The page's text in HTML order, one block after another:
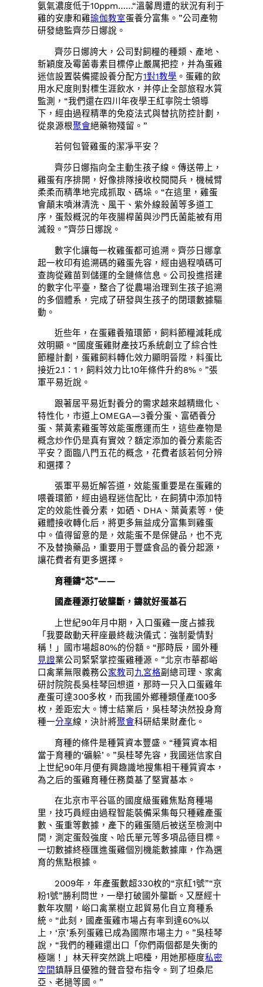
氨氣濃度低于10ppm……“溫馨周遭的狀況有利于
雞的安康和雞瑜伽教室蛋養分富集。”公司產物
研發總監齊莎日娜說。
齊莎日娜誇大，公司對飼糧的種類、產地、
新穎度及霉菌毒素目標停止嚴厲把控，并為蛋雞
迷信設置裝備擺設養分配方1對1教學 。蛋雞的飲
用水尺度則對標生涯飲水，并停止全部旅程水質
監測，“我們還在四川年夜學王紅寧院士領導
下，經由過程精準的免疫法式與替抗防控計劃，
從泉源根聚會絕藥物殘留。”
若何包管雞蛋的潔凈平安？
齊莎日娜指向全主動生孩子線。傳送帶上，
雞蛋有序排開，好像排隊接收校閱閱兵，機械臂
柔柔而精準地完成抓取、碼垛。“在這里，雞蛋
會顛末噴淋清洗、風干、紫外線殺菌等多道工
序，蛋殼概況的年夜腸桿菌與沙門氏菌能被有用
滅殺。”齊莎日娜說。
數字化讓每一枚雞蛋都可追溯。齊莎日娜拿
起一枚印有追溯碼的雞蛋先容，經由過程噴碼可
查詢從雞苗到儲運的全鏈條信息。公司投進搭建
的數字化平臺，整合了從農場治理到生孩子追溯
的多個體系，完成了研發與生孩子的閉環數據驅
動。
近些年，在蛋雞養殖環節，飼料節糧減耗成
效明顯。“國度蛋雞財產技巧系統創立了綜合性
節糧計劃，蛋雞飼料轉化效力顯明晉陞，料蛋比
接近2.1∶1，飼料效力比10年條件升約8%。”張
軍平易近說。
跟著居平易近對養分的需求越來越精緻化、
特性化，市道上OMEGA—3養分蛋、富硒養分
蛋、葉黃素雞蛋等效能蛋應運而生，這些產物是
概念炒作仍是真有實效？額定添加的養分素能否
平安？面臨八門五花的概念，花費者該若何分辨
和選擇？
張軍平易近解答道，效能蛋重要是在蛋雞的
喂養環節，經由過程迷信配比，在飼猜中添加特
定的效能性養分素，如硒、DHA、葉黃素等，使
雞體接收轉化后，將更多無益成分富集到雞蛋
中。值得留意的是，效能蛋不是保健品，也不克
不及替換藥品，重要用于豐盛食品的養分起源，
讓花費者有更多選擇。
育種鑄“芯”——
國產種源打破壟斷，鑄就好蛋基石
上世紀90年月中期，入口蛋雞一度占據我
「我要啟動天秤座最終裁決儀式：強制愛情對
稱！」國市場超80%的份額。“那時辰，國外種
見證業公司緊緊掌控蛋雞種源。”北京市華都峪
口禽業無限義務公家教司 九宮格副總司理、家禽
研討院院長吳桂琴回想道，那時一只入口蛋雞年
產蛋可達300多枚，而我國外鄉種類僅產100多
枚，差距宏大。博士結業后，吳桂琴決然投身育
種一分享線，決計將聚會科研結果財產化。
育種的條件是種質資本豐盛。“種質資本相
當于育種的‘礦躲’。”吳桂琴先容，我國迷信家自
上世紀90年月便有興趣識地搜集相干種質資本，
為之后的蛋雞育種任務奠基了堅實基本。
在北京市平谷區的國度級蛋雞焦點育種場
里，技巧員經由過程智能裝備采集每只種雞產蛋
數、蛋重等數據，產下的雞蛋隨后被送至檢測中
間，測定蛋殼強度、哈氏單元等多項品德目標。
一切數據終極匯進蛋雞個別機能數據庫，作為選
育的焦點根據。
2009年，年產蛋數超330枚的“京紅1號”“京
粉1號”勝利問世，一舉打破國外壟斷。又歷經十
數年攻關，峪口禽業樹立起貿易化自立育種系
統。“此刻，國產蛋雞市場占有率到達60%以
上，‘京’系列蛋雞已成為國際市場主力。”吳桂琴
說，“我們的種雞還出口「你們兩個都是失衡的
極端！」林天秤突然跳上吧檯，用她那極度私密
空間鎮靜且優雅的聲音發布指令。到了坦桑尼
亞、老撾等國。”